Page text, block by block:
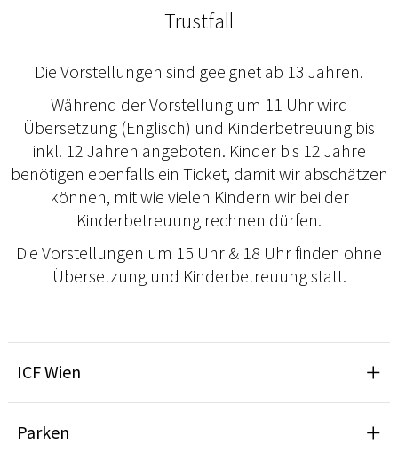
Trustfall
Die Vorstellungen sind geeignet ab 13 Jahren.
Während der Vorstellung um 11 Uhr wird
Übersetzung (Englisch) und Kinderbetreuung bis
inkl. 12 Jahren angeboten. Kinder bis 12 Jahre
benötigen ebenfalls ein Ticket, damit wir abschätzen
können, mit wie vielen Kindern wir bei der
Kinderbetreuung rechnen dürfen.
Die Vorstellungen um 15 Uhr & 18 Uhr finden ohne
Übersetzung und Kinderbetreuung statt.
ICF Wien
Parken